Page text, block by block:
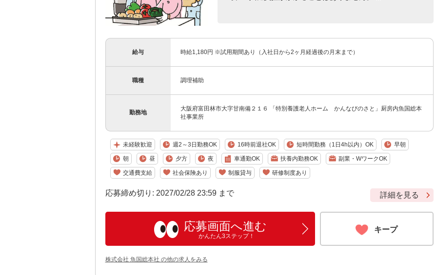
給与 時給1,180円 ※試用期間あり（入社日から2ヶ月経過後の月末まで）
職種 調理補助
勤務地
大阪府富田林市大字甘南備２１６ 「特別養護老人ホーム かんなびのさと」厨房内魚国総本
社事業所
未経験歓迎 週2～3日勤務OK 16時前退社OK 短時間勤務（1日4h以内）OK 早朝
朝 昼 夕方 夜 車通勤OK 扶養内勤務OK 副業・WワークOK
交通費支給 社会保険あり 制服貸与 研修制度あり
応募締め切り: 2027/02/28 23:59 まで 詳細を見る
応募画面へ進む
かんたん3ステップ！
キープ
株式会社 魚国総本社 の他の求人をみる